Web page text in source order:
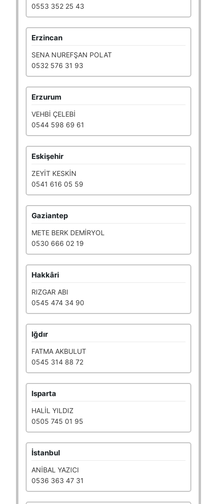
0553 352 25 43
Erzincan
SENA NUREFŞAN POLAT
0532 576 31 93
Erzurum
VEHBİ ÇELEBİ
0544 598 69 61
Eskişehir
ZEYİT KESKİN
0541 616 05 59
Gaziantep
METE BERK DEMİRYOL
0530 666 02 19
Hakkâri
RIZGAR ABI
0545 474 34 90
Iğdır
FATMA AKBULUT
0545 314 88 72
Isparta
HALİL YILDIZ
0505 745 01 95
İstanbul
ANİBAL YAZICI
0536 363 47 31